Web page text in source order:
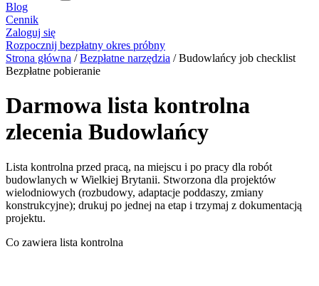
Blog‎
Cennik
Zaloguj się
Rozpocznij bezpłatny okres próbny
Strona główna / Bezpłatne narzędzia / Budowlańcy job checklist
Bezpłatne pobieranie
Darmowa lista kontrolna
zlecenia Budowlańcy
Lista kontrolna przed pracą, na miejscu i po pracy dla robót
budowlanych w Wielkiej Brytanii. Stworzona dla projektów
wielodniowych (rozbudowy, adaptacje poddaszy, zmiany
konstrukcyjne); drukuj po jednej na etap i trzymaj z dokumentacją
projektu.
Co zawiera lista kontrolna